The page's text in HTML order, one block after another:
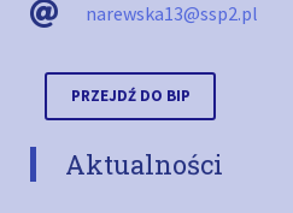
narewska13@ssp2.pl
PRZEJDŹ DO BIP
Aktualności